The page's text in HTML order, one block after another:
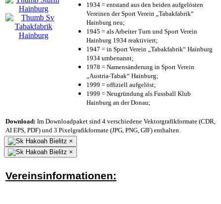
1934 = entstand aus den beiden aufgelösten
Vereinen der Sport Verein „Tabakfabrik“
Hainburg neu;
1945 = als Arbeiter Turn und Sport Verein
Hainburg 1934 reaktiviert;
1947 = in Sport Verein „Tabakfabrik“ Hainburg
1934 umbenannt;
1978 = Namensänderung in Sport Verein
„Austria-Tabak“ Hainburg;
1999 = offiziell aufgelöst;
1999 = Neugründung als Fussball Klub
Hainburg an der Donau;
Download: Im Downloadpaket sind 4 verschiedene Vektorgrafikformate (CDR,
AI EPS, PDF) und 3 Pixelgrafikformate (JPG, PNG, GIF) enthalten.
×
×
Vereinsinformationen: